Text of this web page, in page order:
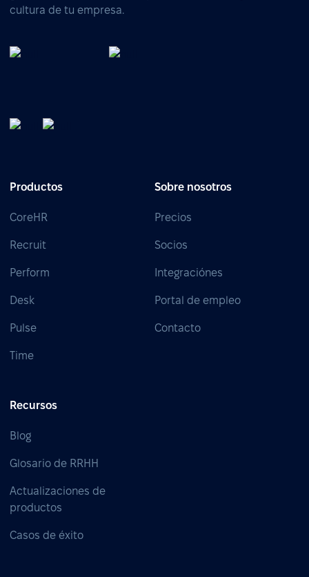
cultura de tu empresa.
Productos
CoreHR
Recruit
Perform
Desk
Pulse
Time
Sobre nosotros
Precios
Socios
Integraciónes
Portal de empleo
Contacto
Recursos
Blog
Glosario de RRHH
Actualizaciones de
productos
Casos de éxito